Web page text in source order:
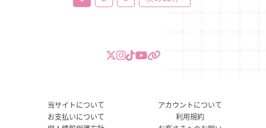
当サイトについて
アカウントについて
お支払いについて
利用規約